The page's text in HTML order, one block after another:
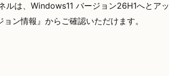
は、Windows11 バージョン26H1へとアッ
ン情報』からご確認いただけます。